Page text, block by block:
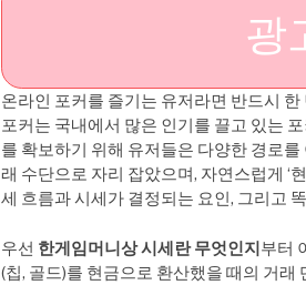
광
온라인 포커를 즐기는 유저라면 반드시
포커는 국내에서 많은 인기를 끌고 있는
를 확보하기 위해 유저들은 다양한 경로
래 수단으로 자리 잡았으며, 자연스럽게 ‘
세 흐름과 시세가 결정되는 요인, 그리고
우선 한게임머니상 시세란 무엇인지부터
(칩, 골드)를 현금으로 환산했을 때의 거